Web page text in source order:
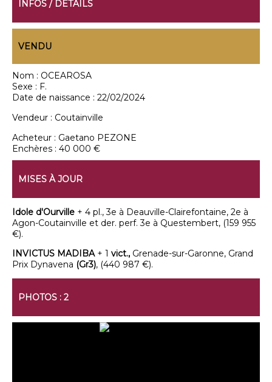
INFOS / DÉTAILS
VENDU
Nom : OCEAROSA
Sexe : F.
Date de naissance : 22/02/2024
Vendeur : Coutainville
Acheteur : Gaetano PEZONE
Enchères : 40 000 €
MISES À JOUR
Idole d'Ourville + 4 pl., 3e à Deauville-Clairefontaine, 2e à
Agon-Coutainville et der. perf. 3e à Questembert, (159 955
€).
INVICTUS MADIBA + 1 vict., Grenade-sur-Garonne, Grand
Prix Dynavena (Gr3), (440 987 €).
PHOTOS : 2